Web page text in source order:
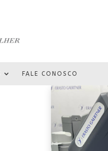
FALE CONOSCO